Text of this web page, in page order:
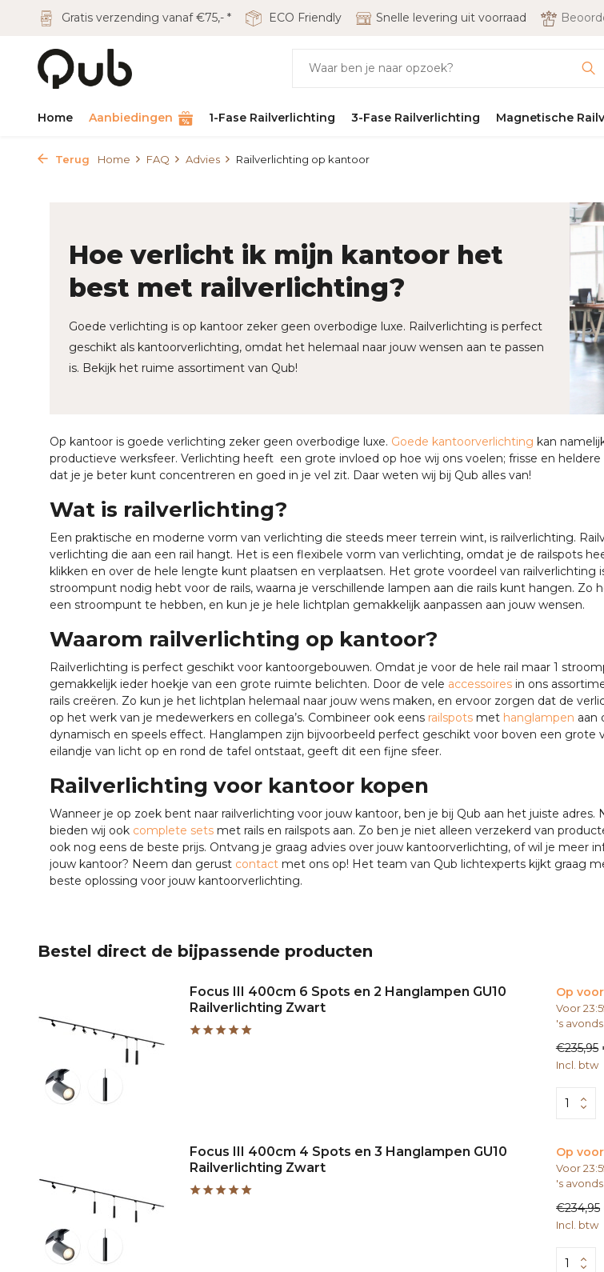
Gratis verzending vanaf €75,- * ECO Friendly Snelle levering uit voorraad
Home Aanbiedingen 1-Fase Railverlichting 3-Fase Railverlichting Magnetische
Terug Home FAQ Advies Railverlichting op kantoor
Hoe verlicht ik mijn kantoor het
best met railverlichting?
Goede verlichting is op kantoor zeker geen overbodige luxe. Railverlichting is perfect
geschikt als kantoorverlichting, omdat het helemaal naar jouw wensen aan te passen
is. Bekijk het ruime assortiment van Qub!
Op kantoor is goede verlichting zeker geen overbodige luxe. Goede kantoorverlichting kan
productieve werksfeer. Verlichting heeft een grote invloed op hoe wij ons voelen; frisse en
dat je je beter kunt concentreren en goed in je vel zit. Daar weten wij bij Qub alles van!
Wat is railverlichting?
Een praktische en moderne vorm van verlichting die steeds meer terrein wint, is railverlichting.
verlichting die aan een rail hangt. Het is een flexibele vorm van verlichting, omdat je de railspots
klikken en over de hele lengte kunt plaatsen en verplaatsen. Het grote voordeel van railverlichting
stroompunt nodig hebt voor de rails, waarna je verschillende lampen aan die rails kunt hangen. Zo
een stroompunt te hebben, en kun je je hele lichtplan gemakkelijk aanpassen aan jouw wensen.
Waarom railverlichting op kantoor?
Railverlichting is perfect geschikt voor kantoorgebouwen. Omdat je voor de hele rail maar 1
gemakkelijk ieder hoekje van een grote ruimte belichten. Door de vele accessoires in ons
rails creëren. Zo kun je het lichtplan helemaal naar jouw wens maken, en ervoor zorgen dat de
op het werk van je medewerkers en collega’s. Combineer ook eens railspots met hanglampen aan
dynamisch en speels effect. Hanglampen zijn bijvoorbeeld perfect geschikt voor boven een grote
eilandje van licht op en rond de tafel ontstaat, geeft dit een fijne sfeer.
Railverlichting voor kantoor kopen
Wanneer je op zoek bent naar railverlichting voor jouw kantoor, ben je bij Qub aan het juiste adres.
bieden wij ook complete sets met rails en railspots aan. Zo ben je niet alleen verzekerd van
ook nog eens de beste prijs. Ontvang je graag advies over jouw kantoorverlichting, of wil je meer
jouw kantoor? Neem dan gerust contact met ons op! Het team van Qub lichtexperts kijkt graag
beste oplossing voor jouw kantoorverlichting.
Bestel direct de bijpassende producten
Focus III 400cm 6 Spots en 2 Hanglampen GU10
Railverlichting Zwart
Op
Voor
's
€235,95
Incl. btw
Focus III 400cm 4 Spots en 3 Hanglampen GU10
Railverlichting Zwart
Op
Voor
's
€234,95
Incl. btw